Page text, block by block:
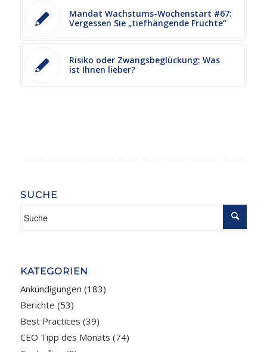
Mandat Wachstums-Wochenstart #67:
Vergessen Sie „tiefhängende Früchte“
Risiko oder Zwangsbeglückung: Was
ist Ihnen lieber?
SUCHE
KATEGORIEN
Ankündigungen (183)
Berichte (53)
Best Practices (39)
CEO Tipp des Monats (74)